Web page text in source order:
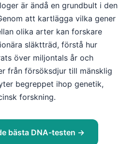
är ändå en grundbult i den
att kartlägga vilka gener
olika arter kan forskare
släktträd, förstå hur
över miljontals år och
från försöksdjur till mänsklig
begreppet ihop genetik,
forskning.
bästa DNA-testen →